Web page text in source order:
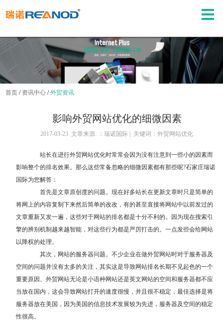
首页 / 资讯中心 /外贸资讯
影响外贸网站优化的细微因素
2017-03-23 文章来源: ：瑞诺国际 | 关键词：外贸网站优化
站长在进行外贸网站优化时常常会因为没有注意到一些小的因素而
影响整个的排名效果。那么这些常备忽略的细微因素都有那些呢?石家庄瑞诺
国际为您解答：
首先是文章原创度的问题。现在好多站长在更新文章时只是简单的
将网上的内容复制下来然后简单的改改，有的甚至直接将网站中以前发过的
文章重新又发一遍，这些对于网站的排名都是十分不利的。因为现在搜索引
擎的辨别机制越来越智能，对这些行为都是严厉打击的。一点发些会给网站
以降权的处理。
其次，网站的服务器问题。不少企业在做外贸网站时对于服务器及
空间的问题并没有太多的关注，其实这是导致网站排名长期不见起色的一个
重要原因。外贸网站无论是小语种网站还是英文网站的空间和服务器都不应
当放在国内，这会导致网站打开的速度很慢，并且很不稳定，最佳选择是将
服务器放在美国，因为美国的信息技术发展较为先进，服务器及空间的稳定
性很高。